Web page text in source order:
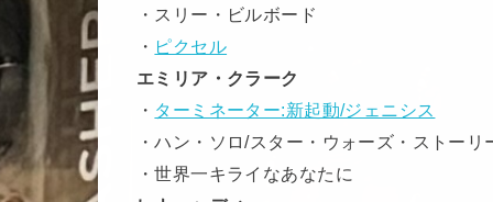
・スリー・ビルボード
・ ピクセル
エミリア・クラーク
・ ターミネーター:新起動/ジェニシス
・ハン・ソロ/スター・ウォーズ・ストーリ
・世界一キライなあなたに